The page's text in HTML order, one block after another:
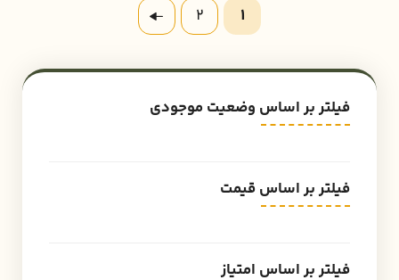
فیلتر بر اساس وضعیت موجودی
فیلتر بر اساس قیمت
فیلتر بر اساس امتیاز
1
2